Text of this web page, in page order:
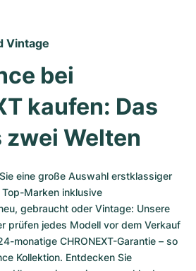
Vintage
bei
kaufen: Das
zwei Welten
eine große Auswahl erstklassiger
Marken inklusive
gebraucht oder Vintage: Unsere
prüfen jedes Modell vor dem Verkauf
monatige CHRONEXT-Garantie – so
Kollektion. Entdecken Sie